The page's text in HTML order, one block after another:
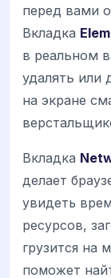
перед вами
Вкладка
в реальном
удалять или
на экране
Вкладка
делает
увидеть
ресурсов,
грузится на
поможет